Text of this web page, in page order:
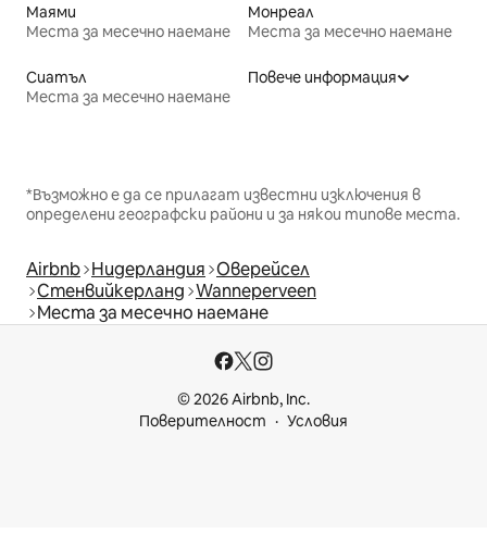
Маями
Места за месечно наемане
Монреал
Места за месечно наемане
Сиатъл
Места за месечно наемане
Повече информация
*Възможно е да се прилагат известни изключения в
определени географски райони и за някои типове места.
Airbnb Нидерландия Оверейсел
Стенвийкерланд Wanneperveen
Места за месечно наемане
© 2026 Airbnb, Inc.
Поверителност
Условия